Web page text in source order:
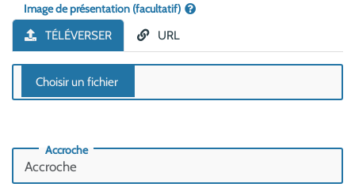
Image de présentation (facultatif)
TÉLÉVERSER URL
Accroche